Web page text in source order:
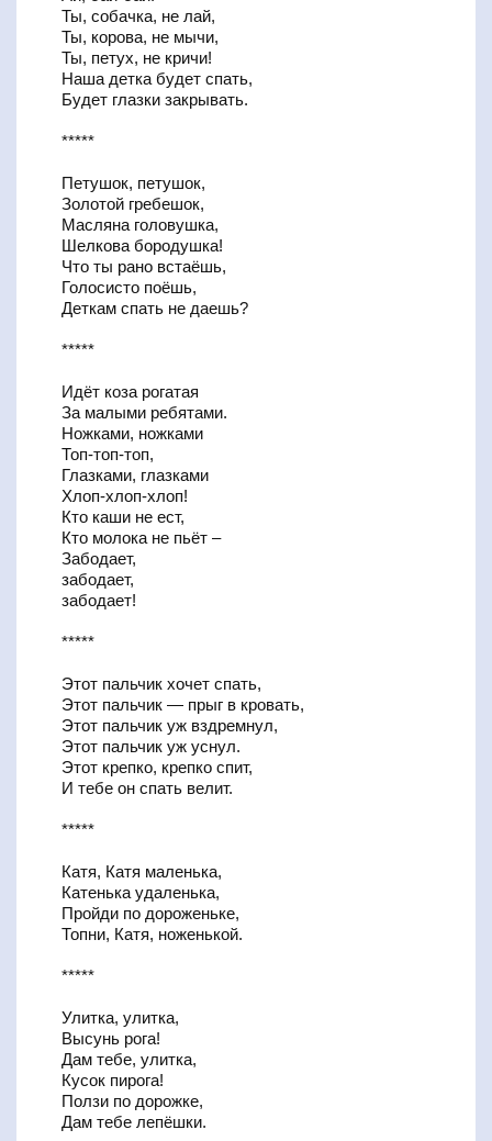
Ты, собачка, не лай,
Ты, корова, не мычи,
Ты, петух, не кричи!
Наша детка будет спать,
Будет глазки закрывать.
*****
Петушок, петушок,
Золотой гребешок,
Масляна головушка,
Шелкова бородушка!
Что ты рано встаёшь,
Голосисто поёшь,
Деткам спать не даешь?
*****
Идёт коза рогатая
За малыми ребятами.
Ножками, ножками
Топ-топ-топ,
Глазками, глазками
Хлоп-хлоп-хлоп!
Кто каши не ест,
Кто молока не пьёт –
Забодает,
забодает,
забодает!
*****
Этот пальчик хочет спать,
Этот пальчик — прыг в кровать,
Этот пальчик уж вздремнул,
Этот пальчик уж уснул.
Этот крепко, крепко спит,
И тебе он спать велит.
*****
Катя, Катя маленька,
Катенька удаленька,
Пройди по дороженьке,
Топни, Катя, ноженькой.
*****
Улитка, улитка,
Высунь рога!
Дам тебе, улитка,
Кусок пирога!
Ползи по дорожке,
Дам тебе лепёшки.